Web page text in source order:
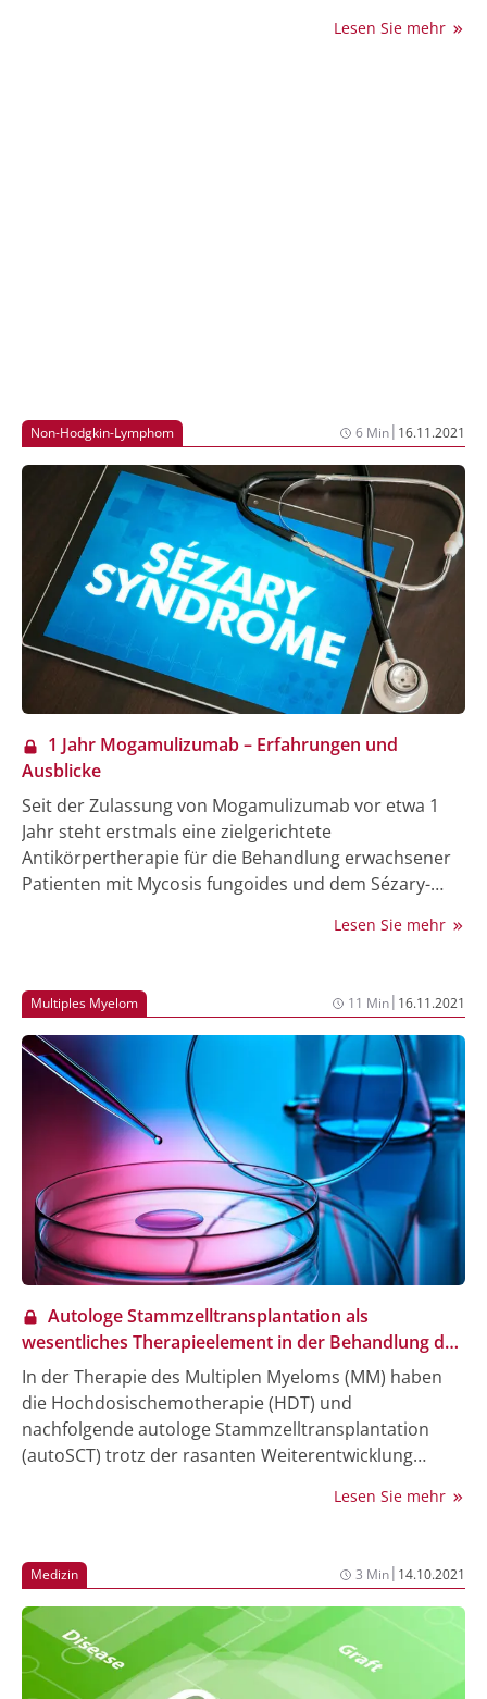
die S3-Leitlinie unter Federführung der Deutschen
Lesen Sie mehr
Non-Hodgkin-Lymphom 6 Min| 16.11.2021
1 Jahr Mogamulizumab – Erfahrungen und
Ausblicke
Seit der Zulassung von Mogamulizumab vor etwa 1
Jahr steht erstmals eine zielgerichtete
Antikörpertherapie für die Behandlung erwachsener
Patienten mit Mycosis fungoides und dem Sézary-
vorherige systemische Therapie erhalten haben. Die
T-Zell-Lymphome, neue Erkenntnisse aus der
MAVORIC-Studie, erste Erfahrungen aus der Praxis
sowie multimodale Behandlungsansätze wurden bei
einer digitalen Pressekonferenz vorgestellt.
Lesen Sie mehr
Multiples Myelom 11 Min| 16.11.2021
Autologe Stammzelltransplantation als
wesentliches Therapieelement in der Behandlung des
Multiplen Myeloms
In der Therapie des Multiplen Myeloms (MM) haben
die Hochdosischemotherapie (HDT) und
nachfolgende autologe Stammzelltransplantation
(autoSCT) trotz der rasanten Weiterentwicklung
anhaltenden Stellenwert für geeignete Patient:innen
monoklonalen Antikörpern, Proteasom-Inhibitoren,
Immunmodulatoren und Steroiden erfolgte eine
Weiterentwicklung der Erstlinientherapie. Diese
erreicht in Kombination mit einer HDT bei den
meisten Patient:innen hohe Ansprechraten sowie
tiefe, anhaltende Remissionen. In diesem raschen
Lesen Sie mehr
Medizin 3 Min| 14.10.2021